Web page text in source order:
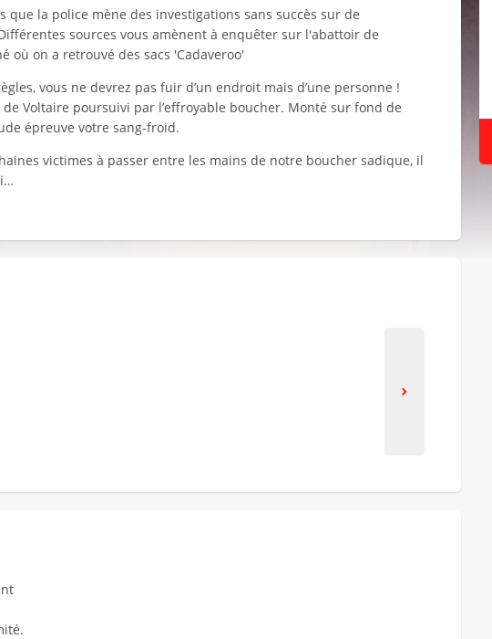
que la police mène des investigations sans succès sur de
sources vous amènent à enquêter sur l'abattoir de
où on a retrouvé des sacs 'Cadaveroo'
vous ne devrez pas fuir d’un endroit mais d’une personne !
Voltaire poursuivi par l’effroyable boucher. Monté sur fond de
épreuve votre sang-froid.
victimes à passer entre les mains de notre boucher sadique, il